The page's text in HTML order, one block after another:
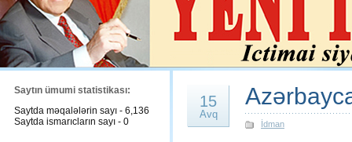
Saytın ümumi statistikası:
Saytda məqalələrin sayı - 6,136
Saytda ismarıcların sayı - 0
15
Avq
İdman